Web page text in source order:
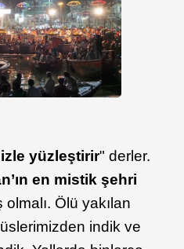
yüzleştirir" derler.
en mistik şehri
Ölü yakılan
indik ve